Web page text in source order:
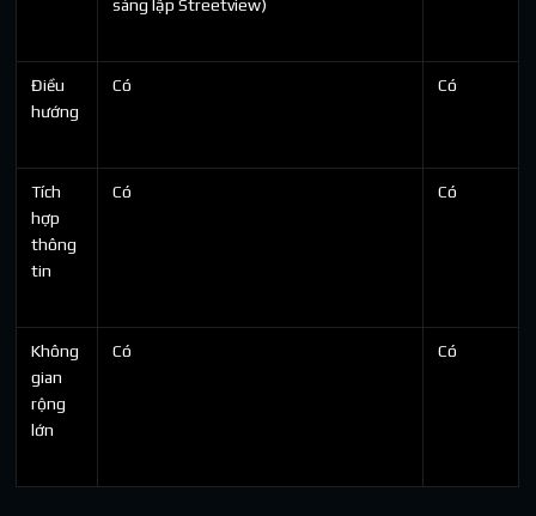
sáng lập Streetview)
Điều
hướng
Có Có
Tích
hợp
thông
tin
Có Có
Không
gian
rộng
lớn
Có Có